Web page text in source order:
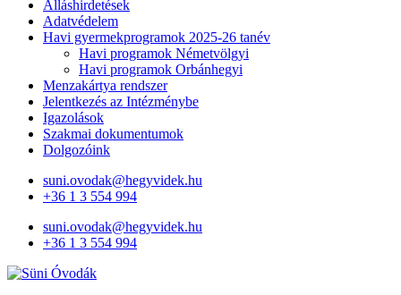
Álláshirdetések
Adatvédelem
Havi gyermekprogramok 2025-26 tanév
Havi programok Németvölgyi
Havi programok Orbánhegyi
Menzakártya rendszer
Jelentkezés az Intézménybe
Igazolások
Szakmai dokumentumok
Dolgozóink
suni.ovodak@hegyvidek.hu
+36 1 3 554 994
suni.ovodak@hegyvidek.hu
+36 1 3 554 994